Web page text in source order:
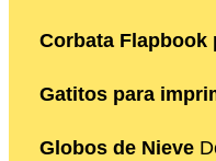
Corbata Flapbook
Gatitos para
Globos de Nieve